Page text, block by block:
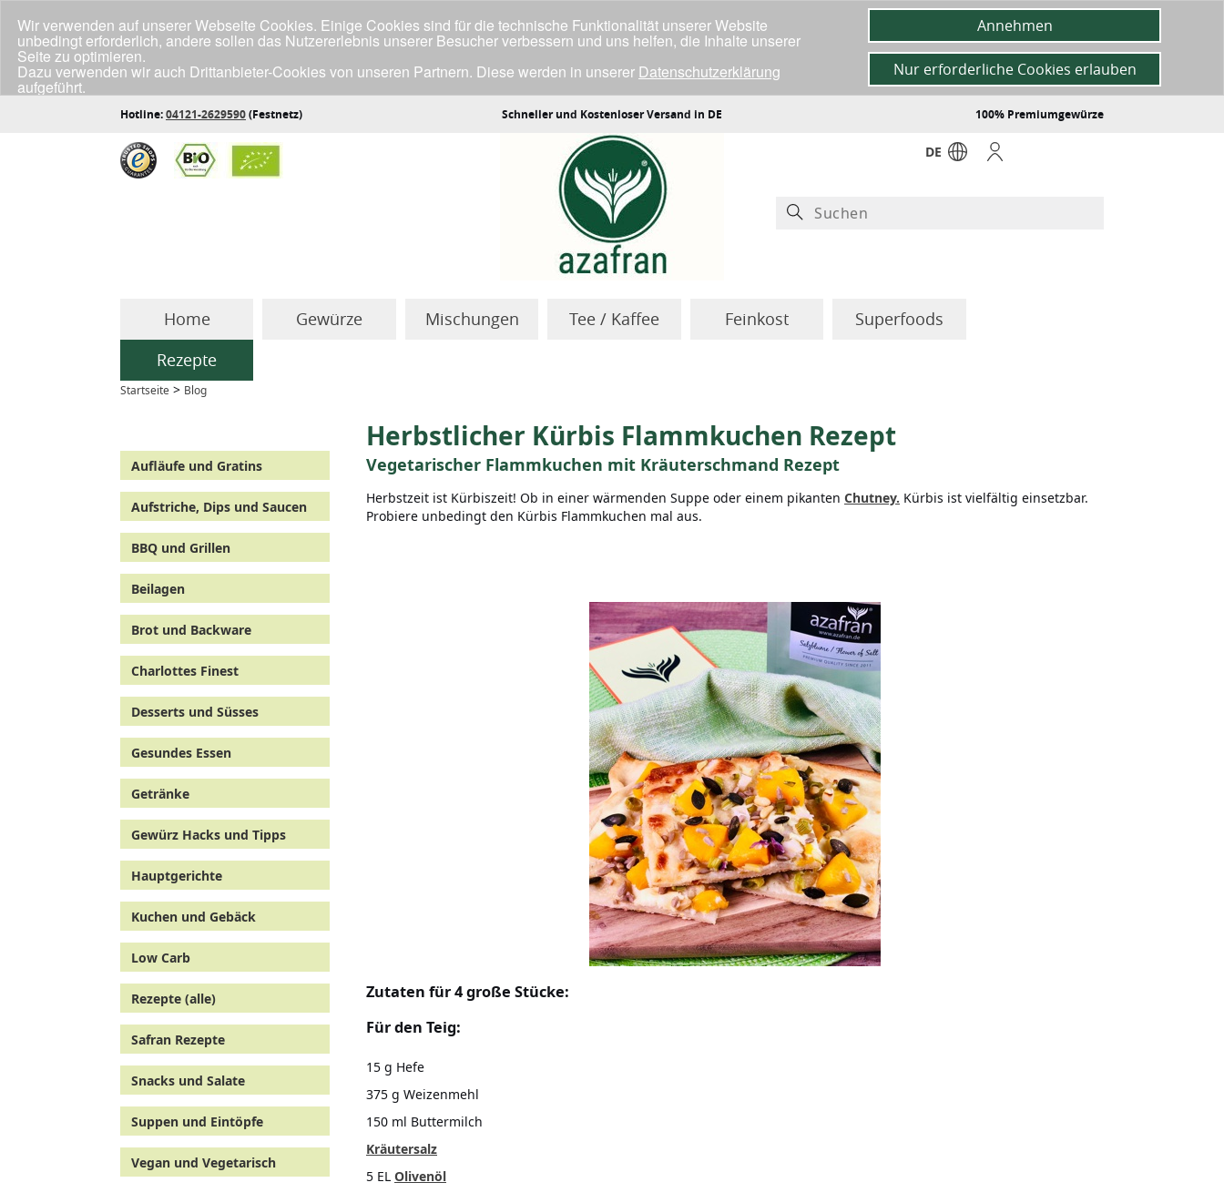
Hotline:04121-2629590(Festnetz) Schneller und Kostenloser Versand in DE 100% Premiumgewürze
DE
Home Gewürze Mischungen Tee / Kaffee Feinkost
Superfoods
Rezepte
Startseite > Blog
Aufläufe und Gratins
Aufstriche, Dips und Saucen
BBQ und Grillen
Beilagen
Brot und Backware
Charlottes Finest
Desserts und Süsses
Gesundes Essen
Getränke
Gewürz Hacks und Tipps
Hauptgerichte
Kuchen und Gebäck
Low Carb
Rezepte (alle)
Safran Rezepte
Snacks und Salate
Suppen und Eintöpfe
Vegan und Vegetarisch
Herbstlicher Kürbis Flammkuchen Rezept
Vegetarischer Flammkuchen mit Kräuterschmand Rezept
Herbstzeit ist Kürbiszeit! Ob in einer wärmenden Suppe oder einem pikanten Chutney. Kürbis ist vielfältig einsetzbar.
Probiere unbedingt den Kürbis Flammkuchen mal aus.
Zutaten für 4 große Stücke:
Für den Teig:
15 g Hefe
375 g Weizenmehl
150 ml Buttermilch
Kräutersalz
5 EL Olivenöl
Wir verwenden auf unserer Webseite Cookies. Einige Cookies sind für die technische Funktionalität unserer Website
unbedingt erforderlich, andere sollen das Nutzererlebnis unserer Besucher verbessern und uns helfen, die Inhalte unserer
Seite zu optimieren.
Dazu verwenden wir auch Drittanbieter-Cookies von unseren Partnern. Diese werden in unserer Datenschutzerklärung
aufgeführt.
Klicke unten auf "Annehmen", wenn du mit der Verwendung aller Cookies einverstanden bist.
Annehmen
Nur erforderliche Cookies erlauben